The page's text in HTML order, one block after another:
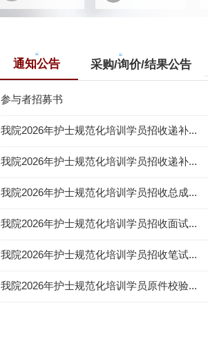
通知公告 采购/询价/结果公告
参与者招募书
我院2026年护士规范化培训学员招收递补...
我院2026年护士规范化培训学员招收递补...
我院2026年护士规范化培训学员招收总成...
我院2026年护士规范化培训学员招收面试...
我院2026年护士规范化培训学员招收笔试...
我院2026年护士规范化培训学员原件校验...